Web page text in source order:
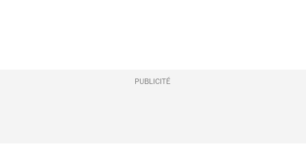
PUBLICITÉ